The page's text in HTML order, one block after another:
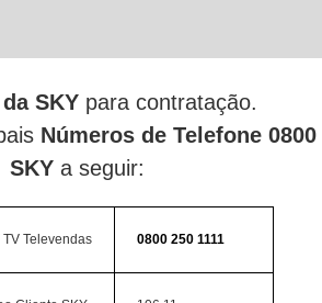
SKY para contratação.
Números de Telefone 0800
SKYa seguir:
Televendas 0800 250 1111